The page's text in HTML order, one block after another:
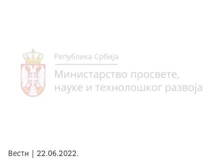
Вести | 22.06.2022.